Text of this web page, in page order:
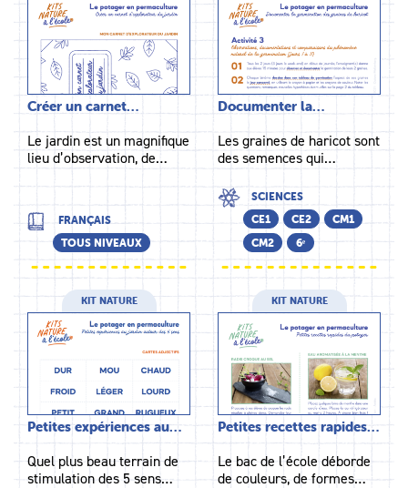
Créer un carnet…
Le jardin est un magnifique
lieu d’observation, de…
FRANÇAIS
TOUS NIVEAUX
Documenter la…
Les graines de haricot sont
des semences qui…
SCIENCES
CE1
CE2
CM1
CM2
6ᵉ
KIT NATURE
Petites expériences au…
Quel plus beau terrain de
stimulation des 5 sens…
KIT NATURE
Petites recettes rapides…
Le bac de l’école déborde
de couleurs, de formes…